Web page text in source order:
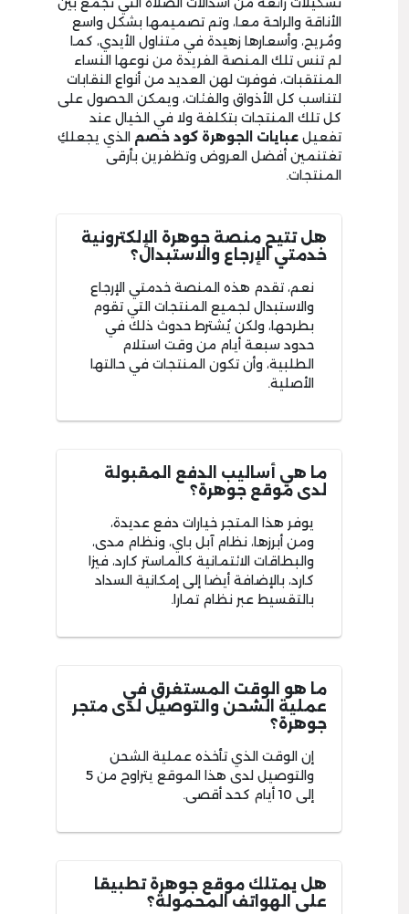
الأناقة والراحة معا، وتم تصميمها بشكل واسع
ومُريح، وأسعارها زهيدة في متناول الأيدي، كما
لم تنس تلك المنصة الفريدة من نوعها النساء
المنتقبات، فوفرت لهن العديد من أنواع النقابات
لتناسب كل الأذواق والفئات، ويمكن الحصول على
كل تلك المنتجات بتكلفة ولا في الخيال عند
تفعيل عبايات الجوهرة كود خصم الذي يجعلكِ
تغتنمين أفضل العروض وتظفرين بأرقى
المنتجات.
هل تتيح منصة جوهرة الإلكترونية
خدمتي الإرجاع والاستبدال؟
نعم، تقدم هذه المنصة خدمتي الإرجاع
والاستبدال لجميع المنتجات التي تقوم
بطرحها، ولكن يُشترط حدوث ذلك في
حدود سبعة أيام من وقت استلام
الطلبية، وأن تكون المنتجات في حالتها
الأصلية.
ما هي أساليب الدفع المقبولة
لدى موقع جوهرة؟
يوفر هذا المتجر خيارات دفع عديدة،
ومن أبرزها، نظام آبل باي، ونظام مدى،
والبطاقات الائتمانية كالماستر كارد، فيزا
كارد، بالإضافة أيضا إلى إمكانية السداد
بالتقسيط عبر نظام تمارا.
ما هو الوقت المستغرق في
عملية الشحن والتوصيل لدى متجر
جوهرة؟
إن الوقت الذي تأخذه عملية الشحن
والتوصيل لدى هذا الموقع يتراوح من 5
إلى 10 أيام كحد أقصى.
هل يمتلك موقع جوهرة تطبيقا
على الهواتف المحمولة؟